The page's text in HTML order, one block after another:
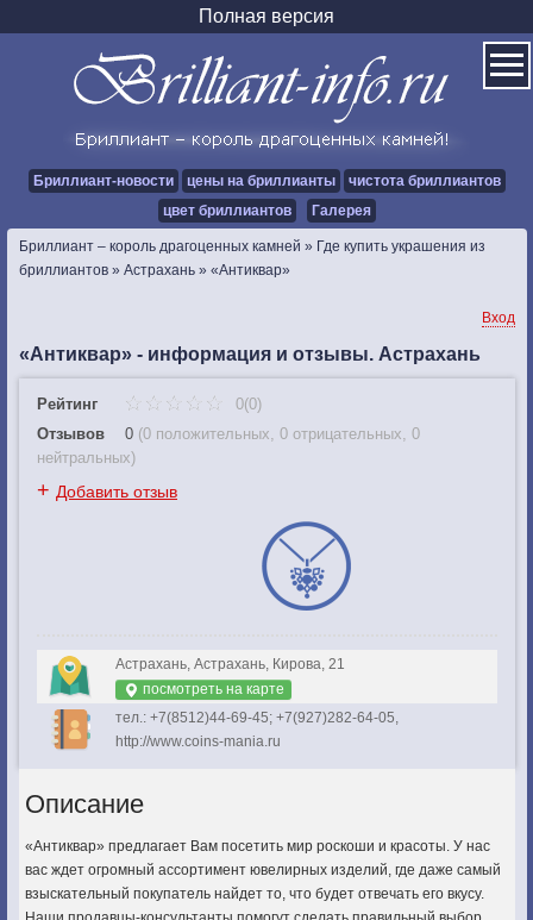
Полная версия
Бриллиант-новости цены на бриллианты
чистота бриллиантов
цвет бриллиантов
Галерея
Бриллиант – король драгоценных камней » Где купить украшения из
бриллиантов » Астрахань » «Антиквар»
Вход
«Антиквар» - информация и отзывы. Астрахань
Рейтинг
0(0)
Отзывов
0 (0 положительных, 0 отрицательных, 0
нейтральных)
+ Добавить отзыв
Астрахань, Астрахань, Кирова, 21
посмотреть на карте
тел.: +7(8512)44-69-45; +7(927)282-64-05,
http://www.coins-mania.ru
Описание
«Антиквар» предлагает Вам посетить мир роскоши и красоты. У нас
вас ждет огромный ассортимент ювелирных изделий, где даже самый
взыскательный покупатель найдет то, что будет отвечать его вкусу.